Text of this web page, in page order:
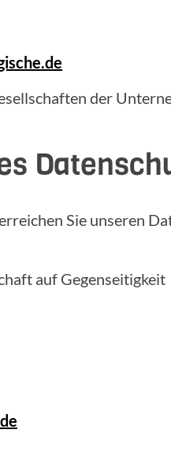
der
Sie unseren
auf Gegenseitigkeit